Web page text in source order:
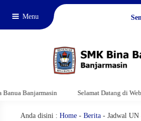
Menu
Selamat Datang di Website
Anda disini : Home- Berita- Jadwal UN